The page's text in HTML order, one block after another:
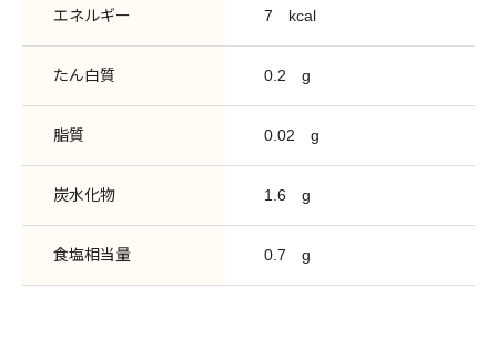
エネルギー 7 kcal
たん白質 0.2 g
脂質 0.02 g
炭水化物 1.6 g
食塩相当量 0.7 g